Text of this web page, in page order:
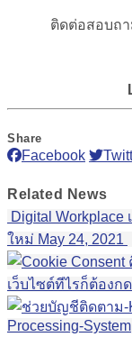
ติดต่อสอบถา
Share
Facebook
Related
News
Digital
ใหม่ May 24, 2021
เว็บไซต์ทีไรก็ต้องก